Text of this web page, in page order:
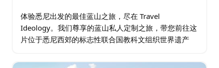
体验悉尼出发的最佳蓝山之旅，尽在 Travel
Ideology。我们尊享的蓝山私人定制之旅，带您前往这
片位于悉尼西郊的标志性联合国教科文组织世界遗产
定制，您将乘坐舒适的车辆…